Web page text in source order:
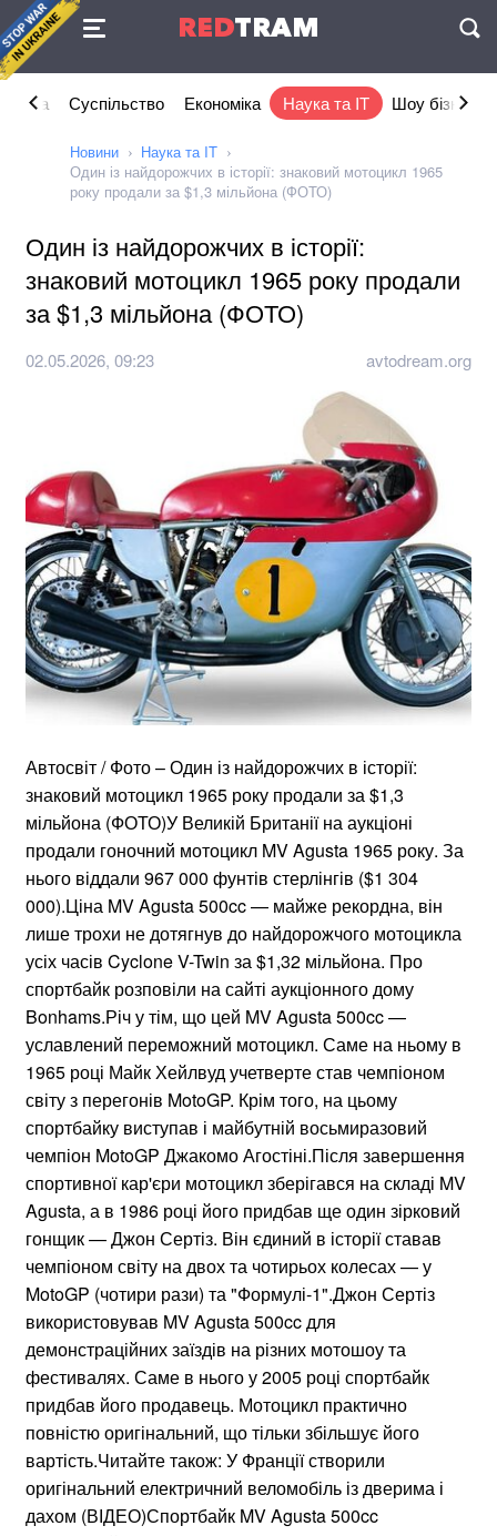
REDTRAM
Угода
Суспільство Економіка Наука та IT Шоу бізнес
Новини
Наука та IT
Один із найдорожчих в історії: знаковий мотоцикл 1965
року продали за $1,3 мільйона (ФОТО)
Один із найдорожчих в історії:
знаковий мотоцикл 1965 року продали
за $1,3 мільйона (ФОТО)
02.05.2026, 09:23 avtodream.org
Автосвіт / Фото – Один із найдорожчих в історії:
знаковий мотоцикл 1965 року продали за $1,3
мільйона (ФОТО)У Великій Британії на аукціоні
продали гоночний мотоцикл MV Agusta 1965 року. За
нього віддали 967 000 фунтів стерлінгів ($1 304
000).Ціна MV Agusta 500cc — майже рекордна, він
лише трохи не дотягнув до найдорожчого мотоцикла
усіх часів Cyclone V-Twin за $1,32 мільйона. Про
спортбайк розповіли на сайті аукціонного дому
Bonhams.Річ у тім, що цей MV Agusta 500cc —
уславлений переможний мотоцикл. Саме на ньому в
1965 році Майк Хейлвуд учетверте став чемпіоном
світу з перегонів MotoGP. Крім того, на цьому
спортбайку виступав і майбутній восьмиразовий
чемпіон MotoGP Джакомо Агостіні.Після завершення
спортивної кар'єри мотоцикл зберігався на складі MV
Agusta, а в 1986 році його придбав ще один зірковий
гонщик — Джон Сертіз. Він єдиний в історії ставав
чемпіоном світу на двох та чотирьох колесах — у
MotoGP (чотири рази) та "Формулі-1".Джон Сертіз
використовував MV Agusta 500cc для
демонстраційних заїздів на різних мотошоу та
фестивалях. Саме в нього у 2005 році спортбайк
придбав його продавець. Мотоцикл практично
повністю оригінальний, що тільки збільшує його
вартість.Читайте також: У Франції створили
оригінальний електричний веломобіль із дверима і
дахом (ВІДЕО)Спортбайк MV Agusta 500cc